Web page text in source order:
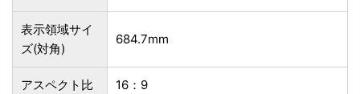
表示領域サイ
ズ(対角)
684.7mm
アスペクト比 16：9